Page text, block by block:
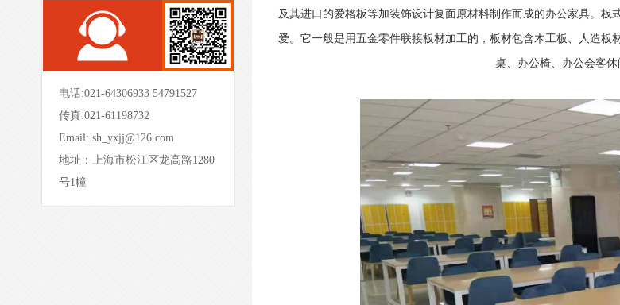
电话:021-64306933 54791527
传真:021-61198732
Email: sh_yxjj@126.com
地址：上海市松江区龙高路1280
号1幢
及其进口的爱格板等加装饰设计复面原材料制作而成的办公家具。
爱。它一般是用五金零件联接板材加工的，板材包含木工板、人造
桌、办公椅、办公会客